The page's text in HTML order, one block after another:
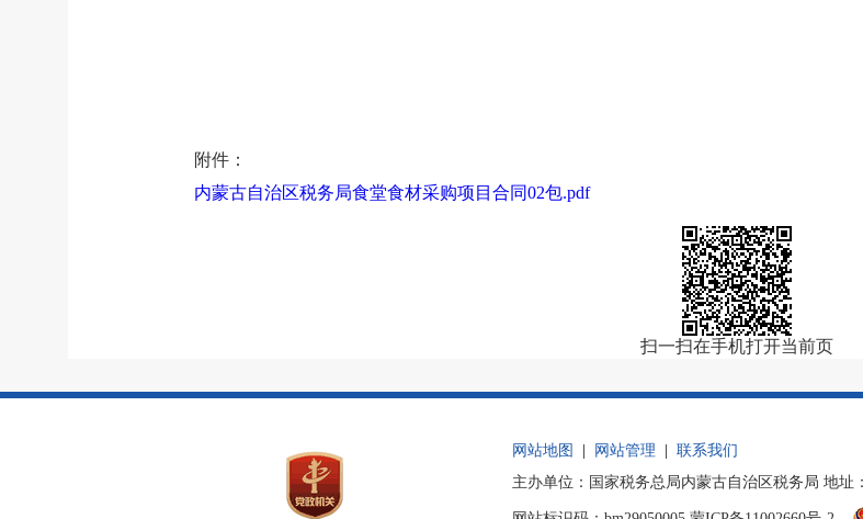
附件：
内蒙古自治区税务局食堂食材采购项目合同02包.pdf
扫一扫在手机打开当前页
网站地图 网站管理
联系我们
主办单位：国家税务总局内蒙古自治区税务局 地址